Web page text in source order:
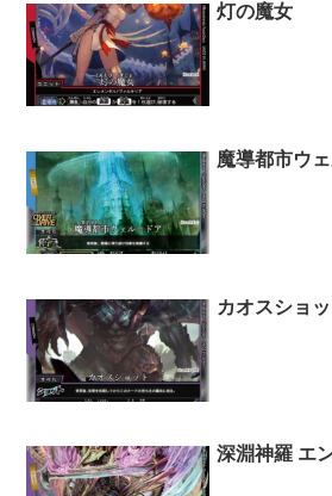
灯の魔女
魔導都市ウ
カオスショッ
深淵神羅 エ